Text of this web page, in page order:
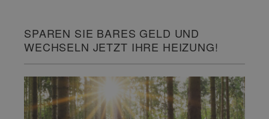
SPAREN SIE BARES GELD UND
WECHSELN JETZT IHRE HEIZUNG!